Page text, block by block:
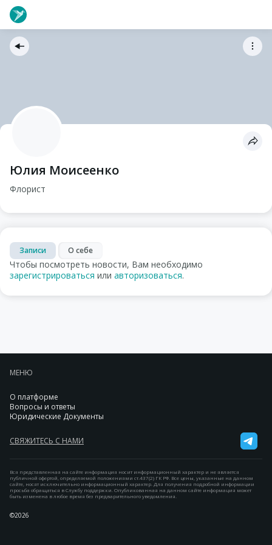
Юлия Моисеенко
Флорист
Записи О себе
Чтобы посмотреть новости, Вам необходимо
зарегистрироваться или авторизоваться.
МЕНЮ
О платформе
Вопросы и ответы
Юридические Документы
СВЯЖИТЕСЬ С НАМИ
Вся представленная на сайте информация носит информационный характер и не является
публичной офертой, определяемой положениями ст.437(2) ГК РФ. Все цены, указанные на данном
сайте, носят исключительно информационный характер. Для получения подробной информации
просьба обращаться в Службу поддержки. Опубликованная на данном сайте информация может
быть изменена в любое время без предварительного уведомления.
©2026